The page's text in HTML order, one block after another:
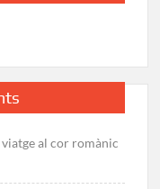
viatge al cor romànic